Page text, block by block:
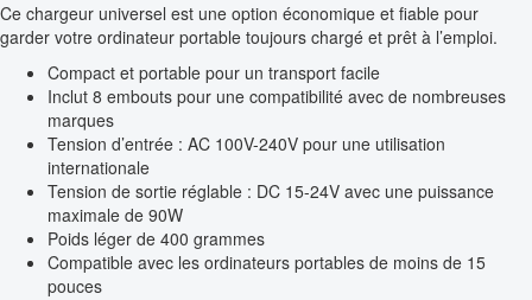
Ce chargeur universel est une option économique et fiable pour
garder votre ordinateur portable toujours chargé et prêt à l’emploi.
Compact et portable pour un transport facile
Inclut 8 embouts pour une compatibilité avec de nombreuses
marques
Tension d’entrée : AC 100V-240V pour une utilisation
internationale
Tension de sortie réglable : DC 15-24V avec une puissance
maximale de 90W
Poids léger de 400 grammes
Compatible avec les ordinateurs portables de moins de 15
pouces